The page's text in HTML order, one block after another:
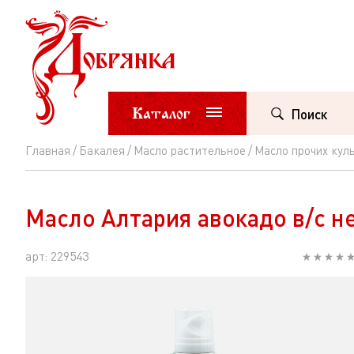
Каталог Поиск
Главная Бакалея Масло растительное Масло прочих
Масло
Алтария
авокадо
Масло Алтария авокадо в/с
арт: 229543